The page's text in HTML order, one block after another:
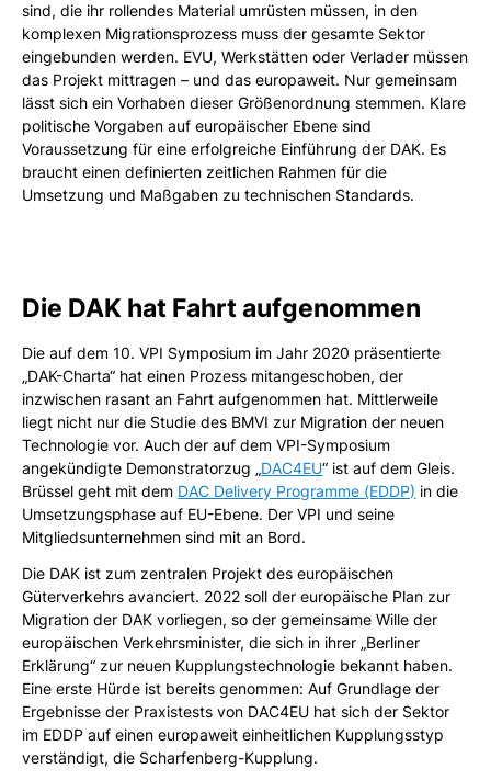
sind, die ihr rollendes Material umrüsten müssen, in den
komplexen Migrationsprozess muss der gesamte Sektor
eingebunden werden. EVU, Werkstätten oder Verlader müssen
das Projekt mittragen – und das europaweit. Nur gemeinsam
lässt sich ein Vorhaben dieser Größenordnung stemmen. Klare
politische Vorgaben auf europäischer Ebene sind
Voraussetzung für eine erfolgreiche Einführung der DAK. Es
braucht einen definierten zeitlichen Rahmen für die
Umsetzung und Maßgaben zu technischen Standards.
Die DAK hat Fahrt aufgenommen
Die auf dem 10. VPI Symposium im Jahr 2020 präsentierte
„DAK-Charta“ hat einen Prozess mitangeschoben, der
inzwischen rasant an Fahrt aufgenommen hat. Mittlerweile
liegt nicht nur die Studie des BMVI zur Migration der neuen
Technologie vor. Auch der auf dem VPI-Symposium
angekündigte Demonstratorzug „DAC4EU“ ist auf dem Gleis.
Brüssel geht mit dem DAC Delivery Programme (EDDP) in die
Umsetzungsphase auf EU-Ebene. Der VPI und seine
Mitgliedsunternehmen sind mit an Bord.
Die DAK ist zum zentralen Projekt des europäischen
Güterverkehrs avanciert. 2022 soll der europäische Plan zur
Migration der DAK vorliegen, so der gemeinsame Wille der
europäischen Verkehrsminister, die sich in ihrer „Berliner
Erklärung“ zur neuen Kupplungstechnologie bekannt haben.
Eine erste Hürde ist bereits genommen: Auf Grundlage der
Ergebnisse der Praxistests von DAC4EU hat sich der Sektor
im EDDP auf einen europaweit einheitlichen Kupplungsstyp
verständigt, die Scharfenberg-Kupplung.